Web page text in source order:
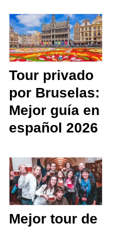
Tour privado
por Bruselas:
Mejor guía en
español 2026
Mejor tour de